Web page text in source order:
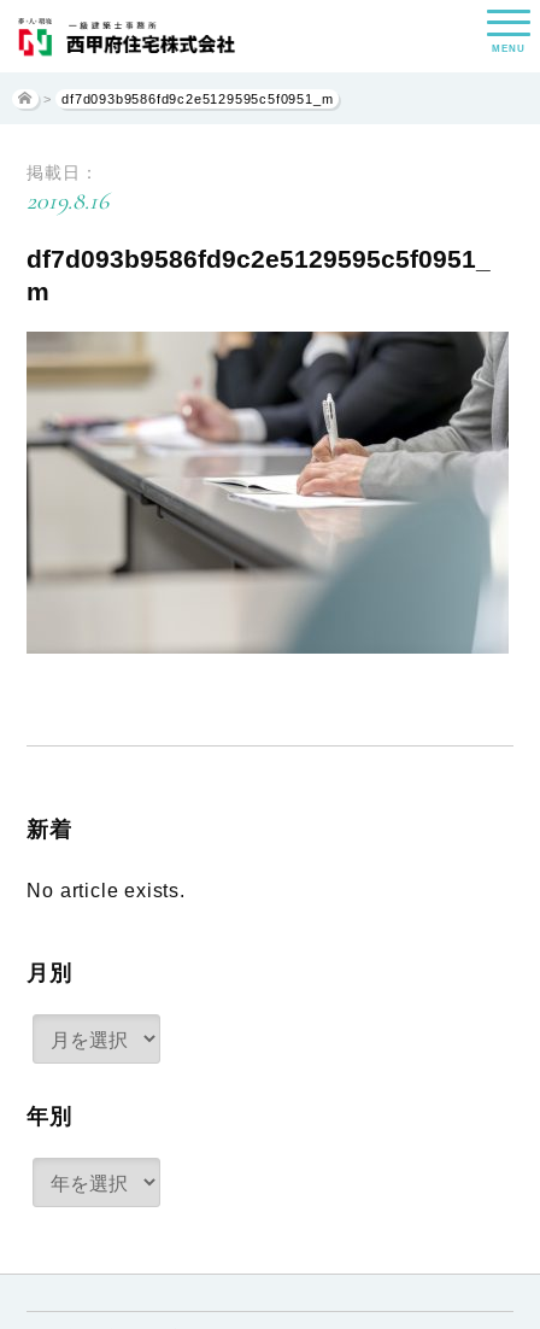
MENU
> df7d093b9586fd9c2e5129595c5f0951_m
掲載日：
2019.8.16
df7d093b9586fd9c2e5129595c5f0951_
m
新着
No article exists.
月別
年別